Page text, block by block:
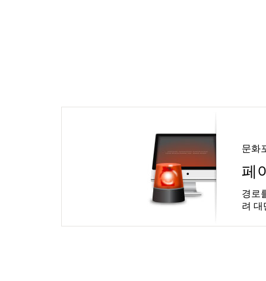
문화
페
경로
려 대